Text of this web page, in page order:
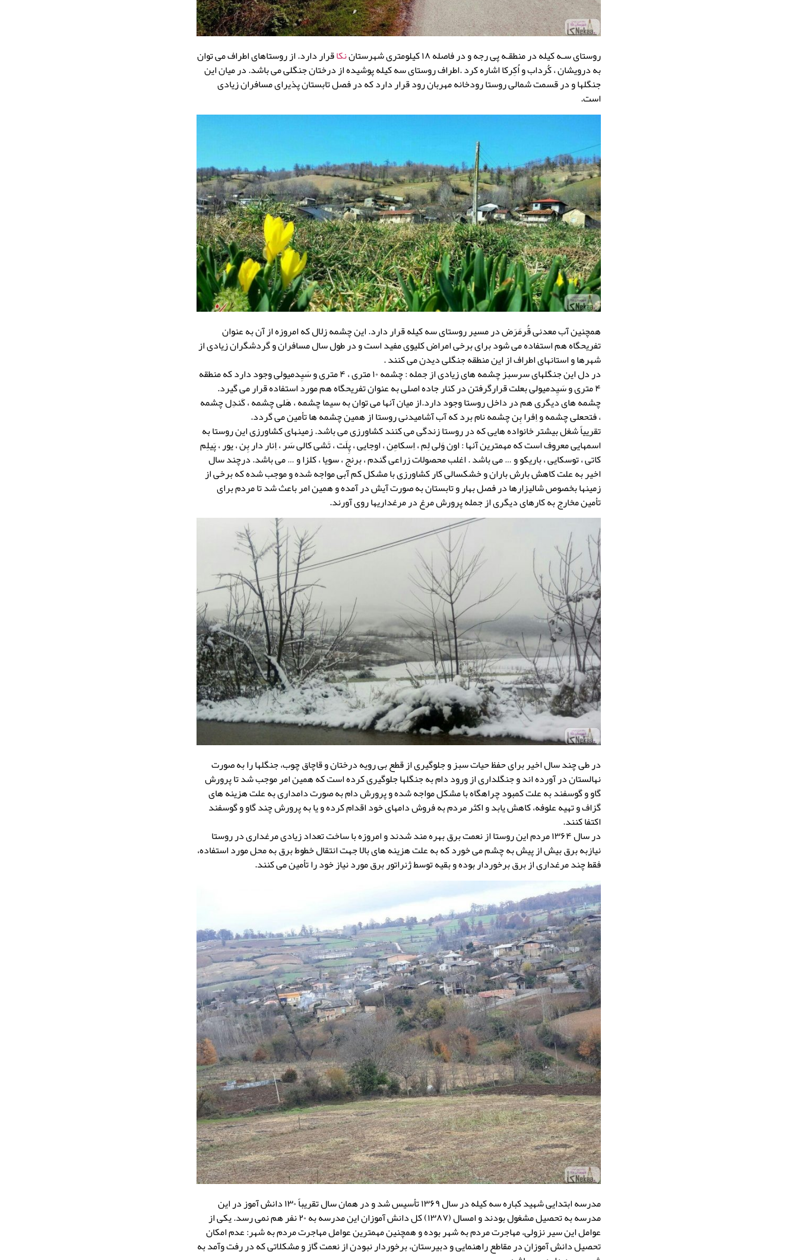
روستای سـه کیله در منطقـه پی رجه و در فاصله ۱۸ کیلومتری شهرستان نکاقرار دارد. از روستاهای اطراف می توان
به درویشان ، کُرداب و اُکِرکا اشاره کرد .اطراف روستای سه کیله پوشیده از درختان جنگلی می باشد. در میان این
جنگلها و در قسمت شمالی روستا رودخانه مهربان رود قرار دارد که در فصل تابستان پذیرای مسافران زیادی
است.
همچنین آب معدنی قُرمَرَض در مسیر روستای سه کیله قرار دارد. این چشمه زلال که امروزه از آن به عنوان
تفریحگاه هم استفاده می شود برای برخی امراض کلیوی مفید است و در طول سال مسافران و گردشگران زیادی از
شهرها و استانهای اطراف از این منطقه جنگلی دیدن می کنند .
در دل این جنگلهای سرسبز چشمه های زیادی از جمله : چشمه ۱۰ متری ، ۴ متری و سَیِدمیولی وجود دارد که منطقه
۴ متری و سَیِدمیولی بعلت قرارگرفتن در کنار جاده اصلی به عنوان تفریحگاه هم مورد استفاده قرار می گیرد.
چشمه های دیگری هم در داخل روستا وجود دارد.از میان آنها می توان به سیما چشمه ، هَلی چشمه ، کَندِل چشمه
، فتحعلی چشمه و اِفرا بِن چشمه نام برد که آب آشامیدنی روستا از همین چشمه ها تأمین می گردد.
تقرییاً شغل بیشتر خانواده هایی که در روستا زندگی می کنند کشاورزی می باشد. زمینهای کشاورزی این روستا به
اسمهایی معروف است که مهمترین آنها : اون وَلی لِم ، اِسکامِن ، اوجایی ، پِلَت ، تَشی کالی سَر ، اِنار دار بِن ، یور ، پَیلِم
کاتی ، توسکایی ، باریکو و … می باشد . اغلب محصولات زراعی گندم ، برنج ، سویا ، کلزا و … می باشد. درچند سال
اخیر به علت کاهش بارش باران و خشکسالی کار کشاورزی با مشکل کم آبی مواجه شده و موجب شده که برخی از
زمینها بخصوص شالیزارها در فصل بهار و تابستان به صورت آیش در آمده و همین امر باعث شد تا مردم برای
تأمین مخارج به کارهای دیگری از جمله پرورش مرغ در مرغداریها روی آورند.
در طی چند سال اخیر برای حفظ حیات سبز و جلوگیری از قطع بی رویه درختان و قاچاق چوب، جنگلها را به صورت
نهالستان در آورده اند و جنگلداری از ورود دام به جنگلها جلوگیری کرده است که همین امر موجب شد تا پرورش
گاو و گوسفند به علت کمبود چراهگاه با مشکل مواجه شده و پرورش دام به صورت دامداری به علت هزینه های
گزاف و تهیه علوفه، کاهش یابد و اکثر مردم به فروش دامهای خود اقدام کرده و یا به پرورش چند گاو و گوسفند
اکتفا کنند.
در سال ۱۳۶۴ مردم این روستا از نعمت برق بهره مند شدند و امروزه با ساخت تعداد زیادی مرغداری در روستا
نیازبه برق بیش از پیش به چشم می خورد که به علت هزینه های بالا جهت انتقال خطوط برق به محل مورد استفاده،
فقط چند مرغداری از برق برخوردار بوده و بقیه توسط ژنراتور برق مورد نیاز خود را تأمین می کنند.
مدرسه ابتدایی شهید کباره سه کیله در سال ۱۳۶۹ تأسیس شد و در همان سال تقریباً ۱۳۰ دانش آموز در این
مدرسه به تحصیل مشغول بودند و امسال (۱۳۸۷) کل دانش آموزان این مدرسه به ۲۰ نفر هم نمی رسد. یکی از
عوامل این سیر نزولی، مهاجرت مردم به شهر بوده و همچنین مهمترین عوامل مهاجرت مردم به شهر: عدم امکان
تحصیل دانش آموزان در مقاطع راهنمایی و دبیرستان، برخوردار نبودن از نعمت گاز و مشکلاتی که در رفت وآمد به